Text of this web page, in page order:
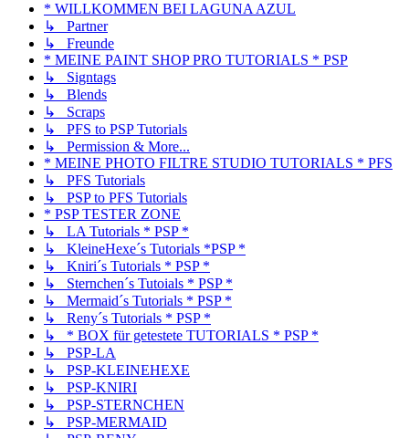
* WILLKOMMEN BEI LAGUNA AZUL
↳ Partner
↳ Freunde
* MEINE PAINT SHOP PRO TUTORIALS * PSP
↳ Signtags
↳ Blends
↳ Scraps
↳ PFS to PSP Tutorials
↳ Permission & More...
* MEINE PHOTO FILTRE STUDIO TUTORIALS * PFS
↳ PFS Tutorials
↳ PSP to PFS Tutorials
* PSP TESTER ZONE
↳ LA Tutorials * PSP *
↳ KleineHexe´s Tutorials *PSP *
↳ Kniri´s Tutorials * PSP *
↳ Sternchen´s Tutoials * PSP *
↳ Mermaid´s Tutorials * PSP *
↳ Reny´s Tutorials * PSP *
↳ * BOX für getestete TUTORIALS * PSP *
↳ PSP-LA
↳ PSP-KLEINEHEXE
↳ PSP-KNIRI
↳ PSP-STERNCHEN
↳ PSP-MERMAID